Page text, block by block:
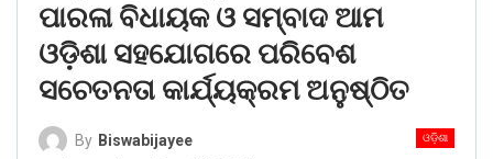
ପାରଳା ବିଧାୟକ ଓ ସମ୍ବାଦ ଆମ
ଓଡ଼ିଶା ସହଯୋଗରେ ପରିବେଶ
ସଚେତନତା କାର୍ଯ୍ୟକ୍ରମ ଅନୁଷ୍ଠିତ
ଓଡ଼ିଶା
By Biswabijayee